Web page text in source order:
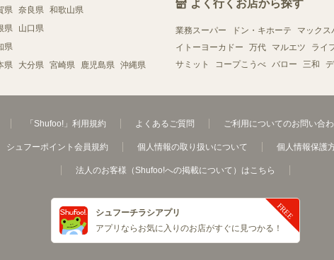
県 奈良県 和歌山県
県 山口県
県
県 大分県 宮崎県 鹿児島県 沖縄県
よく行くお店から探す
業務スーパー ドン・キホーテ マックス
イトーヨーカドー
万代 マルエツ ライ
サミット
コープこうべ バロー 三和
「Shufoo!」利用規約 よくあるご質問 ご利用についてのお問い合
シュフーポイント会員規約 個人情報の取り扱いについて 個人情報保護
法人のお客様（Shufoo!への掲載について）はこちら
シュフーチラシアプリ
アプリならお気に入りのお店がすぐに見つかる！